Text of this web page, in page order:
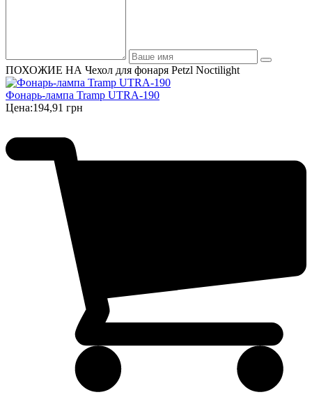
ПОХОЖИЕ НА Чехол для фонаря Petzl Noctilight
Фонарь-лампа Tramp UTRA-190
Цена:194,91 грн